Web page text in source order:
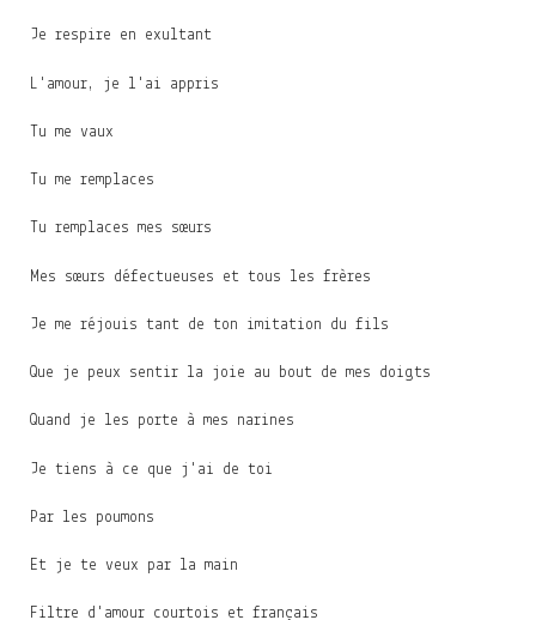
Je respire en exultant
L'amour, je l'ai appris
Tu me vaux
Tu me remplaces
Tu remplaces mes sœurs
Mes sœurs défectueuses et tous les frères
Je me réjouis tant de ton imitation du fils
Que je peux sentir la joie au bout de mes doigts
Quand je les porte à mes narines
Je tiens à ce que j'ai de toi
Par les poumons
Et je te veux par la main
Filtre d'amour courtois et français